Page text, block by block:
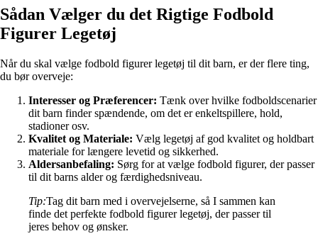
Sådan Vælger du det Rigtige Fodbold
Figurer Legetøj
Når du skal vælge fodbold figurer legetøj til dit barn, er der flere ting,
du bør overveje:
Interesser og Præferencer: Tænk over hvilke fodboldscenarier
dit barn finder spændende, om det er enkeltspillere, hold,
stadioner osv.
Kvalitet og Materiale: Vælg legetøj af god kvalitet og holdbart
materiale for længere levetid og sikkerhed.
Aldersanbefaling: Sørg for at vælge fodbold figurer, der passer
til dit barns alder og færdighedsniveau.
Tip:Tag dit barn med i overvejelserne, så I sammen kan
finde det perfekte fodbold figurer legetøj, der passer til
jeres behov og ønsker.